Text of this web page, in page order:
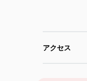
アクセス